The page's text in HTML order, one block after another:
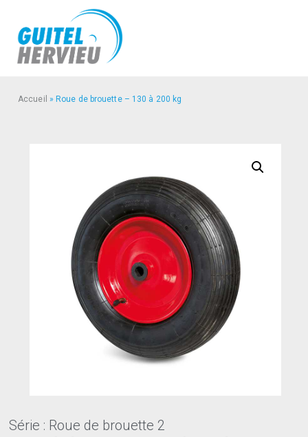
Accueil » Roue de brouette – 130 à 200 kg
Série : Roue de brouette 2